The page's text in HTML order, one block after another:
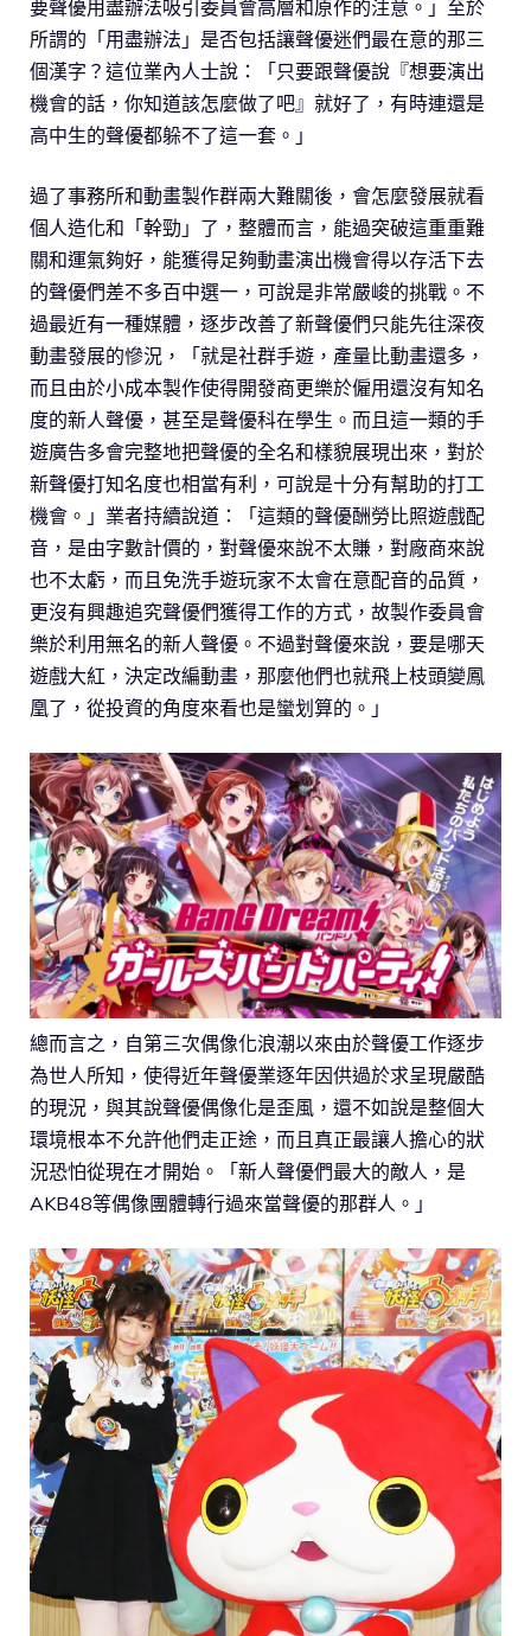
要聲優用盡辦法吸引委員會高層和原作的注意。」至於
所謂的「用盡辦法」是否包括讓聲優迷們最在意的那三
個漢字？這位業內人士說：「只要跟聲優說『想要演出
機會的話，你知道該怎麼做了吧』就好了，有時連還是
高中生的聲優都躲不了這一套。」
過了事務所和動畫製作群兩大難關後，會怎麼發展就看
個人造化和「幹勁」了，整體而言，能過突破這重重難
關和運氣夠好，能獲得足夠動畫演出機會得以存活下去
的聲優們差不多百中選一，可說是非常嚴峻的挑戰。不
過最近有一種媒體，逐步改善了新聲優們只能先往深夜
動畫發展的慘況，「就是社群手遊，產量比動畫還多，
而且由於小成本製作使得開發商更樂於僱用還沒有知名
度的新人聲優，甚至是聲優科在學生。而且這一類的手
遊廣告多會完整地把聲優的全名和樣貌展現出來，對於
新聲優打知名度也相當有利，可說是十分有幫助的打工
機會。」業者持續說道：「這類的聲優酬勞比照遊戲配
音，是由字數計價的，對聲優來說不太賺，對廠商來說
也不太虧，而且免洗手遊玩家不太會在意配音的品質，
更沒有興趣追究聲優們獲得工作的方式，故製作委員會
樂於利用無名的新人聲優。不過對聲優來說，要是哪天
遊戲大紅，決定改編動畫，那麼他們也就飛上枝頭變鳳
凰了，從投資的角度來看也是蠻划算的。」
總而言之，自第三次偶像化浪潮以來由於聲優工作逐步
為世人所知，使得近年聲優業逐年因供過於求呈現嚴酷
的現況，與其說聲優偶像化是歪風，還不如說是整個大
環境根本不允許他們走正途，而且真正最讓人擔心的狀
況恐怕從現在才開始。「新人聲優們最大的敵人，是
AKB48等偶像團體轉行過來當聲優的那群人。」